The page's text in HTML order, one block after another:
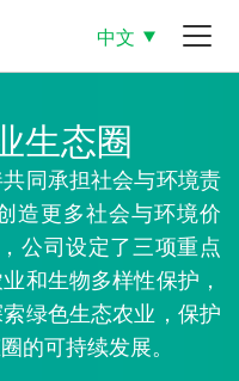
中文
生态圈
同承担社会与环境责
造更多社会与环境价
公司设定了三项重点
和生物多样性保护，
绿色生态农业，保护
的可持续发展。